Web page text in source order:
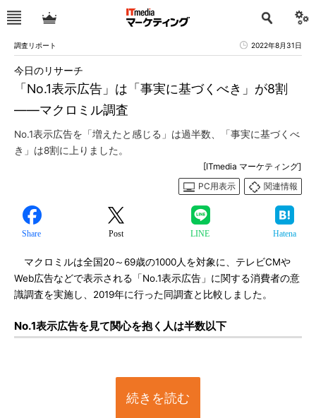
調査リポート 2022年8月31日
「No.1表示広告」は「事実に基づくべき」が8割
――マクロミル調査
今日のリサーチ
No.1表示広告を「増えたと感じる」は過半数、「事実に基づくべ
き」は8割に上りました。
[ITmedia マーケティング]
PC用表示
関連情報
Share Post LINE Hatena
マクロミルは全国20～69歳の1000人を対象に、テレビCMや
Web広告などで表示される「No.1表示広告」に関する消費者の意
識調査を実施し、2019年に行った同調査と比較しました。
No.1表示広告を見て関心を抱く人は半数以下
続きを読む